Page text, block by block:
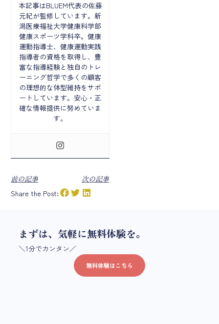
本記事はBLUEM代表の佐藤
元紀が監修しています。新
潟医療福祉大学健康科学部
健康スポーツ学科卒。健康
運動指導士、健康運動実践
指導者の資格を取得し、豊
富な指導経験と独自のトレ
ーニング哲学で多くの顧客
の理想的な体型維持をサポ
ートしています。安心・正
確な情報提供に努めていま
す。
前の記事
次の記事
Share the Post:
まずは、気軽に無料体験を。
＼1分でカンタン／
無料体験はこちら